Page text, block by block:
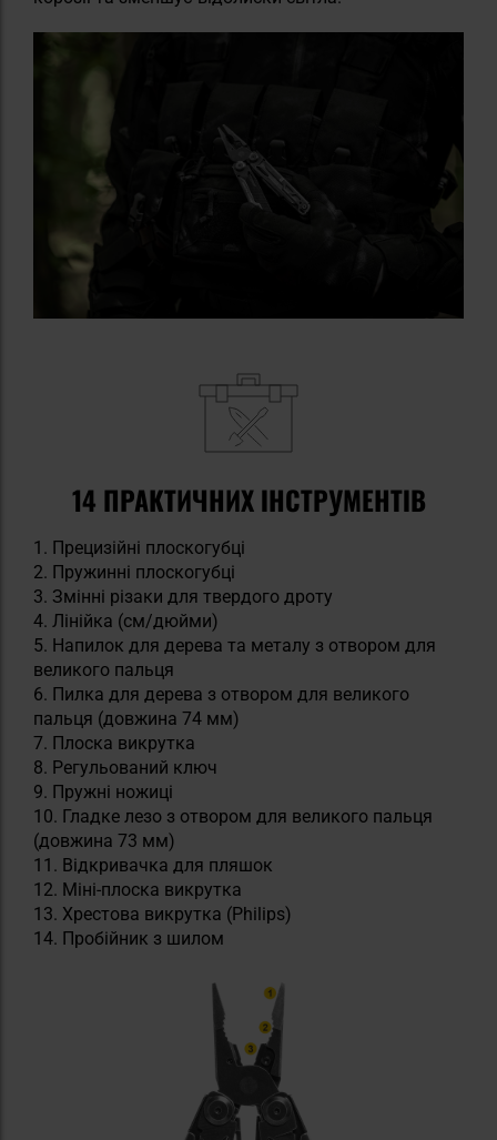
14 ПРАКТИЧНИХ ІНСТРУМЕНТІВ
1. Прецизійні плоскогубці
2. Пружинні плоскогубці
3. Змінні різаки для твердого дроту
4. Лінійка (см/дюйми)
5. Напилок для дерева та металу з отвором для
великого пальця
6. Пилка для дерева з отвором для великого
пальця (довжина 74 мм)
7. Плоска викрутка
8. Регульований ключ
9. Пружні ножиці
10. Гладке лезо з отвором для великого пальця
(довжина 73 мм)
11. Відкривачка для пляшок
12. Міні-плоска викрутка
13. Хрестова викрутка (Philips)
14. Пробійник з шилом